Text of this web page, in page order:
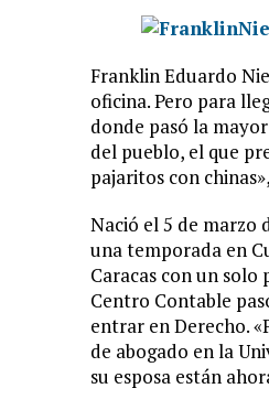
Franklin Eduardo
oficina. Pero para
donde pasó la
del pueblo, el que
pajaritos con
Nació el 5 de marzo
una temporada en
Caracas con un solo
Centro Contable
entrar en Derecho.
de abogado en la
su esposa están